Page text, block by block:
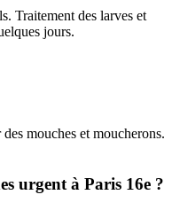
Traitement des larves et
jours.
mouches et moucherons.
urgent à Paris 16e ?